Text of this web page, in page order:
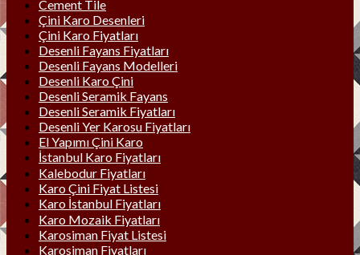
Cement Tile
Çini Karo Desenleri
Çini Karo Fiyatları
Desenli Fayans Fiyatları
Desenli Fayans Modelleri
Desenli Karo Çini
Desenli Seramik Fayans
Desenli Seramik Fiyatları
Desenli Yer Karosu Fiyatları
El Yapımı Çini Karo
İstanbul Karo Fiyatları
Kalebodur Fiyatları
Karo Çini Fiyat Listesi
Karo İstanbul Fiyatları
Karo Mozaik Fiyatları
Karosiman Fiyat Listesi
Karosiman Fiyatları